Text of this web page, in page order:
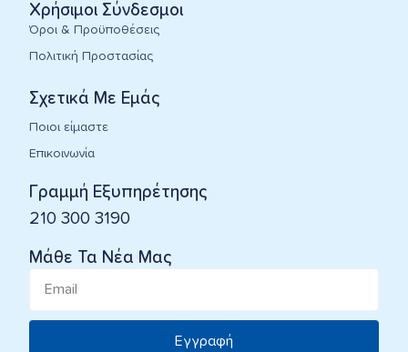
Σχετικά Με Εμάς
Ποιοι είμαστε
Επικοινωνία
Γραμμή Εξυπηρέτησης
210 300 3190
Χρήσιμοι Σύνδεσμοι
Όροι & Προϋποθέσεις
Πολιτική Προστασίας
Μάθε Τα Νέα Μας
Εγγραφή